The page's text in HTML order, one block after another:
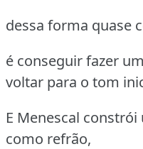
dessa forma quase
é conseguir fazer
voltar para o tom
E Menescal
como refrão,